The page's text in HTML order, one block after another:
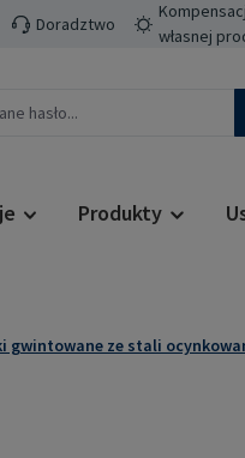
Doradztwo
własnej
Produkty
gwintowane ze stali